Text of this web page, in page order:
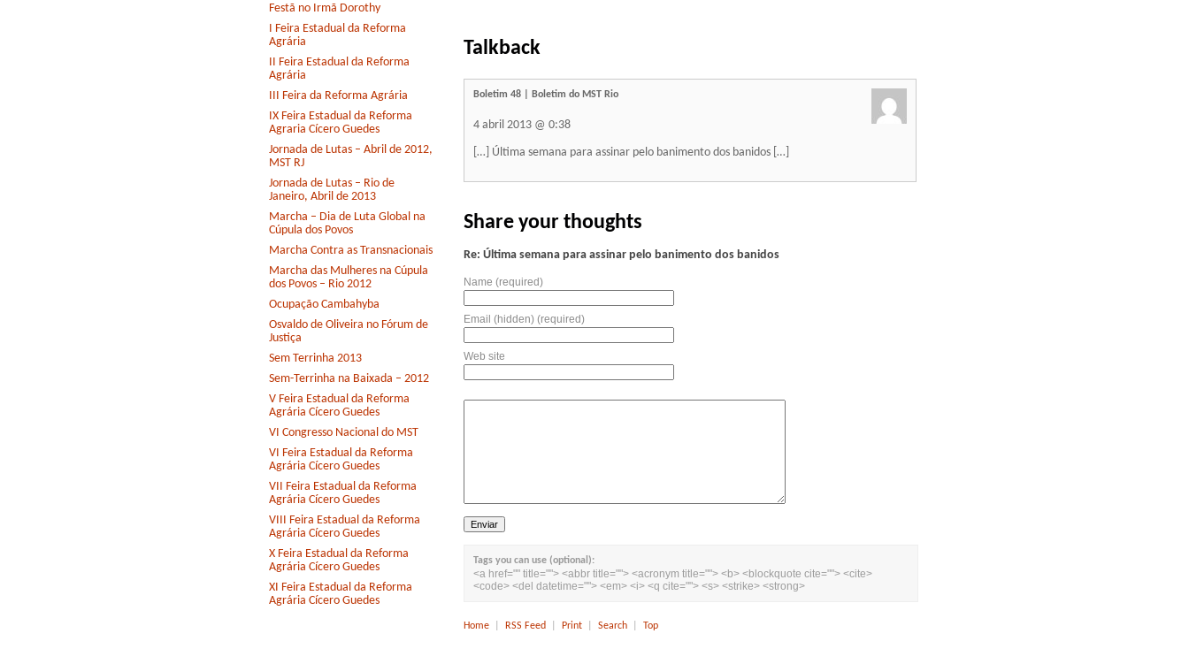
Festã no Irmã Dorothy
I Feira Estadual da Reforma
Agrária
II Feira Estadual da Reforma
Agrária
III Feira da Reforma Agrária
IX Feira Estadual da Reforma
Agraria Cícero Guedes
Jornada de Lutas – Abril de 2012,
MST RJ
Jornada de Lutas – Rio de
Janeiro, Abril de 2013
Marcha – Dia de Luta Global na
Cúpula dos Povos
Marcha Contra as Transnacionais
Marcha das Mulheres na Cúpula
dos Povos – Rio 2012
Ocupação Cambahyba
Osvaldo de Oliveira no Fórum de
Justiça
Sem Terrinha 2013
Sem-Terrinha na Baixada – 2012
V Feira Estadual da Reforma
Agrária Cícero Guedes
VI Congresso Nacional do MST
VI Feira Estadual da Reforma
Agrária Cícero Guedes
VII Feira Estadual da Reforma
Agrária Cícero Guedes
VIII Feira Estadual da Reforma
Agrária Cícero Guedes
X Feira Estadual da Reforma
Agrária Cícero Guedes
XI Feira Estadual da Reforma
Agrária Cícero Guedes
Talkback
Boletim 48 | Boletim do MST Rio
4 abril 2013 @ 0:38
[…] Última semana para assinar pelo banimento dos banidos […]
Share your thoughts
Re: Última semana para assinar pelo banimento dos banidos
Name (required)
Email (hidden) (required)
Web site
Tags you can use (optional):
<a href="" title=""> <abbr title=""> <acronym title=""> <b> <blockquote cite=""> <cite>
<code> <del datetime=""> <em> <i> <q cite=""> <s> <strike> <strong>
Home RSS Feed Print Search Top